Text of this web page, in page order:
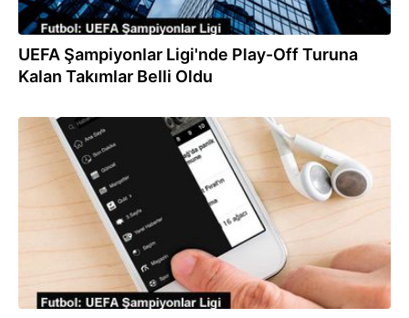
UEFA Şampiyonlar Ligi'nde Play-Off Turuna
Kalan Takımlar Belli Oldu
09.08.2023